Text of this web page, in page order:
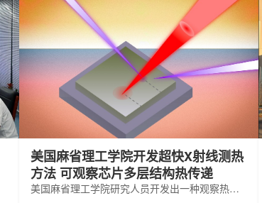
互...
美国麻省理工学院开发超快X射线测热
方法 可观察芯片多层结构热传递
美国麻省理工学院研究人员开发出一种观察热量